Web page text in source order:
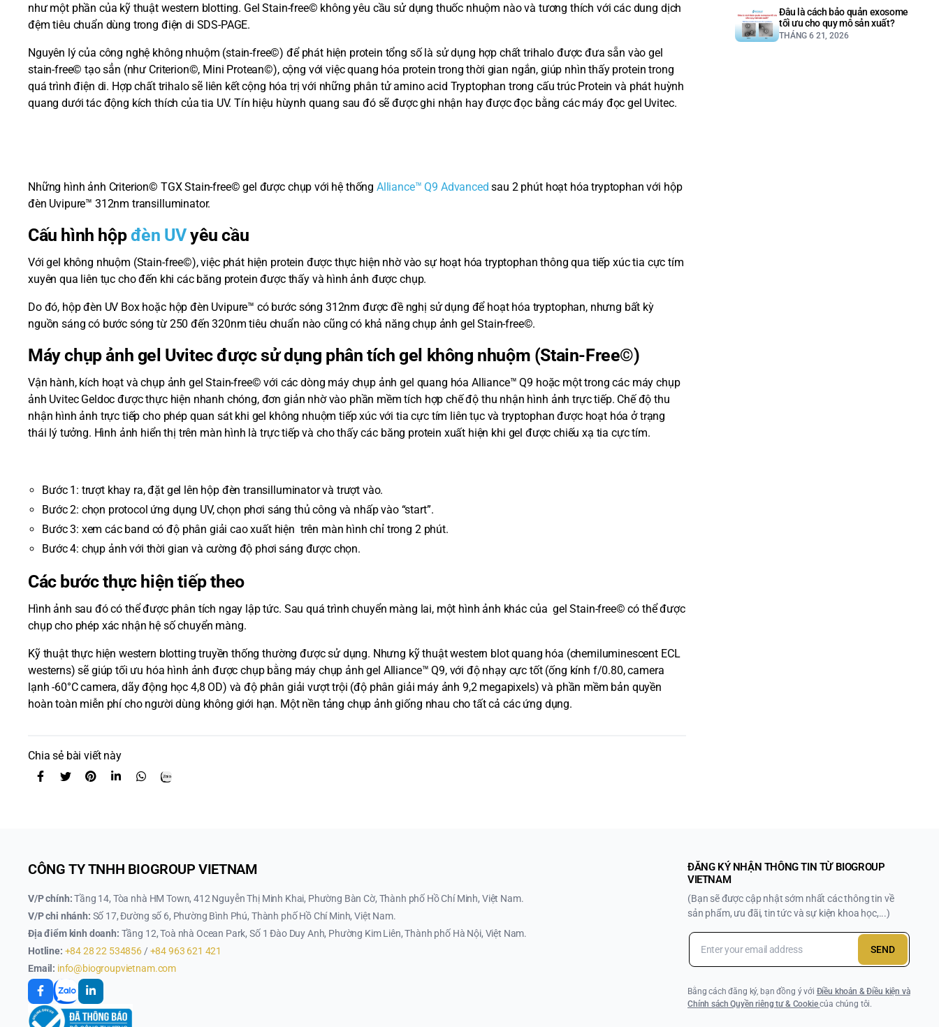
như một phần của kỹ thuật western blotting. Gel Stain-free© không yêu cầu sử dụng thuốc nhuộm nào và tương thích với các dung dịch
đệm tiêu chuẩn dùng trong điện di SDS-PAGE.
Nguyên lý của công nghệ không nhuộm (stain-free©) để phát hiện protein tổng số là sử dụng hợp chất trihalo được đưa sẵn vào gel
stain-free© tạo sẳn (như Criterion©, Mini Protean©), cộng với việc quang hóa protein trong thời gian ngắn, giúp nhìn thấy protein trong
quá trình điện di. Hợp chất trihalo sẽ liên kết cộng hóa trị với những phân tử amino acid Tryptophan trong cấu trúc Protein và phát huỳnh
quang dưới tác động kích thích của tia UV. Tín hiệu hùynh quang sau đó sẽ được ghi nhận hay được đọc bằng các máy đọc gel Uvitec.
Những hình ảnh Criterion© TGX Stain-free© gel được chụp với hệ thống Alliance™ Q9 Advanced sau 2 phút hoạt hóa tryptophan với hộp
đèn Uvipure™ 312nm transilluminator.
Cấu hình hộpđèn UVyêu cầu
Với gel không nhuộm (Stain-free©), việc phát hiện protein được thực hiện nhờ vào sự hoạt hóa tryptophan thông qua tiếp xúc tia cực tím
xuyên qua liên tục cho đến khi các băng protein được thấy và hình ảnh được chụp.
Do đó, hộp đèn UV Box hoặc hộp đèn Uvipure™ có bước sóng 312nm được đề nghị sử dụng để hoạt hóa tryptophan, nhưng bất kỳ
nguồn sáng có bước sóng từ 250 đến 320nm tiêu chuẩn nào cũng có khả năng chụp ảnh gel Stain-free©.
Máy chụp ảnh gel Uvitec được sử dụng phân tích gel không nhuộm (Stain-Free©)
Vận hành, kích hoạt và chụp ảnh gel Stain-free© với các dòng máy chụp ảnh gel quang hóa Alliance™ Q9 hoặc một trong các máy chụp
ảnh Uvitec Geldoc được thực hiện nhanh chóng, đơn giản nhờ vào phần mềm tích hợp chế độ thu nhận hình ảnh trực tiếp. Chế độ thu
nhận hình ảnh trực tiếp cho phép quan sát khi gel không nhuộm tiếp xúc với tia cực tím liên tục và tryptophan được hoạt hóa ở trạng
thái lý tưởng. Hình ảnh hiển thị trên màn hình là trực tiếp và cho thấy các băng protein xuất hiện khi gel được chiếu xạ tia cực tím.
Bước 1: trượt khay ra, đặt gel lên hộp đèn transilluminator và trượt vào.
Bước 2: chọn protocol ứng dụng UV, chọn phơi sáng thủ công và nhấp vào “start”.
Bước 3: xem các band có độ phân giải cao xuất hiện trên màn hình chỉ trong 2 phút.
Bước 4: chụp ảnh với thời gian và cường độ phơi sáng được chọn.
Các bước thực hiện tiếp theo
Hình ảnh sau đó có thể được phân tích ngay lập tức. Sau quá trình chuyển màng lai, một hình ảnh khác của gel Stain-free© có thể được
chụp cho phép xác nhận hệ số chuyển màng.
Kỹ thuật thực hiện western blotting truyền thống thường được sử dụng. Nhưng kỹ thuật western blot quang hóa (chemiluminescent ECL
westerns) sẽ giúp tối ưu hóa hình ảnh được chụp bằng máy chụp ảnh gel Alliance™ Q9, với độ nhạy cực tốt (ống kính f/0.80, camera
lạnh -60°C camera, dãy động học 4,8 OD) và độ phân giải vượt trội (độ phân giải máy ảnh 9,2 megapixels) và phần mềm bản quyền
hoàn toàn miễn phí cho người dùng không giới hạn. Một nền tảng chụp ảnh giống nhau cho tất cả các ứng dụng.
Chia sẻ bài viết này
Đâu là cách bảo quản exosome
tối ưu cho quy mô sản xuất?
THÁNG 6 21, 2026
CÔNG TY TNHH BIOGROUP VIETNAM
V/P chính:Tầng 14, Tòa nhà HM Town, 412 Nguyễn Thị Minh Khai, Phường Bàn Cờ, Thành phố Hồ Chí Minh, Việt Nam.
V/P chi nhánh: Số 17, Đường số 6, Phường Bình Phú, Thành phố Hồ Chí Minh, Việt Nam.
Địa điểm kinh doanh: Tầng 12, Toà nhà Ocean Park, Số 1 Đào Duy Anh, Phường Kim Liên, Thành phố Hà Nội, Việt Nam.
Hotline: +84 28 22 534856 /+84 963 621 421
Email: info@biogroupvietnam.com
ĐĂNG KÝ NHẬN THÔNG TIN TỪ BIOGROUP
VIETNAM
(Bạn sẽ được cập nhật sớm nhất các thông tin về
sản phẩm, ưu đãi, tin tức và sự kiện khoa học,...)
SEND
Bằng cách đăng ký, bạn đồng ý với Điều khoản & Điều kiện và
Chính sách Quyền riêng tư & Cookiecủa chúng tôi.